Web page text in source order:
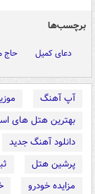
برچسب‌ها
دعای کمیل حاج
آپ آهنگ
بهترین هتل های
دانلود آهنگ جدید
پرشین هتل
مزایده خودرو